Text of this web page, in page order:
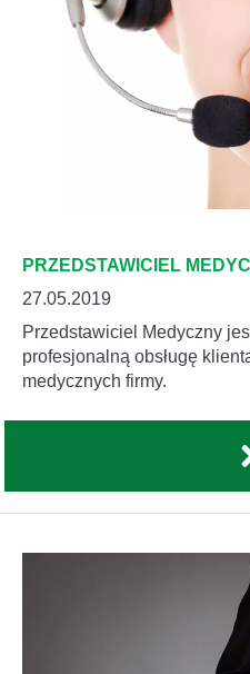
PRZEDSTAWICIEL
27.05.2019
Przedstawiciel Medyczny
profesjonalną obsługę
medycznych firmy.